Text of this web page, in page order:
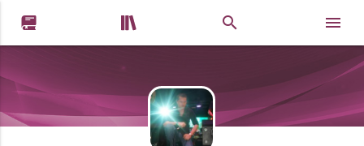
 